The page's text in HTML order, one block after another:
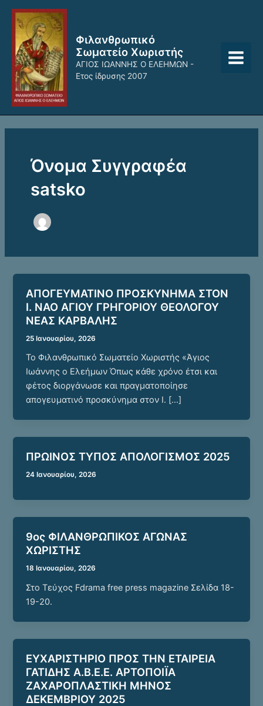
Μετάβαση
περιεχόμενο
Φιλανθρωπικό
Σωματείο Χωριστής
ΑΓΙΟΣ ΙΩΑΝΝΗΣ Ο ΕΛΕΗΜΩΝ -
Ετος ίδρυσης 2007
Όνομα Συγγραφέα
satsko
ΑΠΟΓΕΥΜΑΤΙΝΟ ΠΡΟΣΚΥΝΗΜΑ ΣΤΟΝ
Ι. ΝΑΟ ΑΓΙΟΥ ΓΡΗΓΟΡΙΟΥ ΘΕΟΛΟΓΟΥ
ΝΕΑΣ ΚΑΡΒΑΛΗΣ
25 Ιανουαρίου, 2026
Το Φιλανθρωπικό Σωματείο Χωριστής «Άγιος
Ιωάννης ο Ελεήμων Όπως κάθε χρόνο έτσι και
φέτος διοργάνωσε και πραγματοποίησε
απογευματινό προσκύνημα στον Ι. […]
ΠΡΩΙΝΟΣ ΤΥΠΟΣ ΑΠΟΛΟΓΙΣΜΟΣ 2025
24 Ιανουαρίου, 2026
9ος ΦΙΛΑΝΘΡΩΠΙΚΟΣ ΑΓΩΝΑΣ
ΧΩΡΙΣΤΗΣ
18 Ιανουαρίου, 2026
Στο Τεύχος Fdrama free press magazine Σελίδα 18-
19-20.
ΕΥΧΑΡΙΣΤΗΡΙΟ ΠΡΟΣ ΤΗΝ ΕΤΑΙΡΕΙΑ
ΓΑΤΙΔΗΣ Α.Β.Ε.Ε. ΑΡΤΟΠΟΙΪΑ
ΖΑΧΑΡΟΠΛΑΣΤΙΚΗ ΜΗΝΟΣ
ΔΕΚΕΜΒΡΙΟΥ 2025